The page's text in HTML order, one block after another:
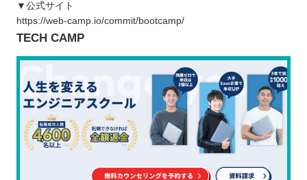
▼公式サイト
https://web-camp.io/commit/bootcamp/
TECH CAMP